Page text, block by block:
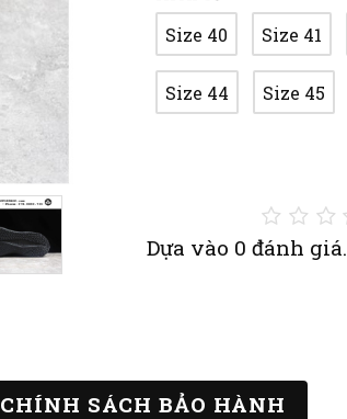
Dựa vào 0 đánh giá.
Size 40
Size 41
Size 44 Size 45
CHÍNH SÁCH BẢO HÀNH